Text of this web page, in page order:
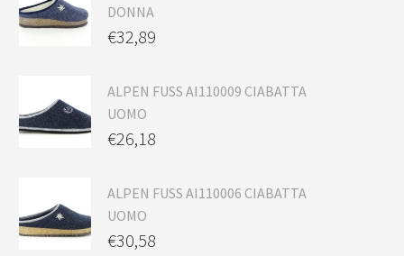
DONNA
€32,89
ALPEN FUSS AI110009 CIABATTA
UOMO
€26,18
ALPEN FUSS AI110006 CIABATTA
UOMO
€30,58